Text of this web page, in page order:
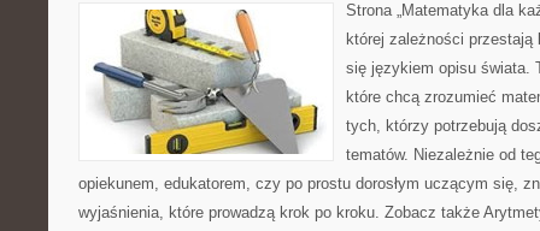
Strona „Matematyka dla
której zależności
się językiem opisu świata.
które chcą zrozumieć
tych, którzy potrzebują
tematów. Niezależnie od
opiekunem, edukatorem, czy po prostu dorosłym uczącym się,
wyjaśnienia, które prowadzą krok po kroku. Zobacz także